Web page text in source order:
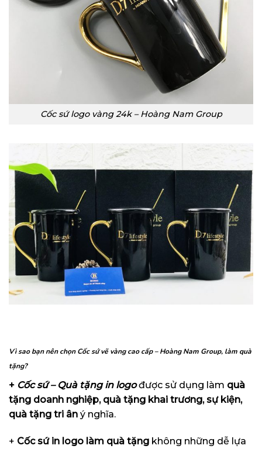
Cốc sứ logo vàng 24k – Hoàng Nam Group
Vì sao bạn nên chọn Cốc sứ vẽ vàng cao cấp – Hoàng Nam Group, làm quà
tặng?
+ Cốc sứ – Quà tặng in logođược sử dụng làm quà
tặng doanh nghiệp, quà tặng khai trương, sự kiện,
quà tặng tri ân ý nghĩa.
+ Cốc sứ in logo làm quà tặng không những dễ lựa